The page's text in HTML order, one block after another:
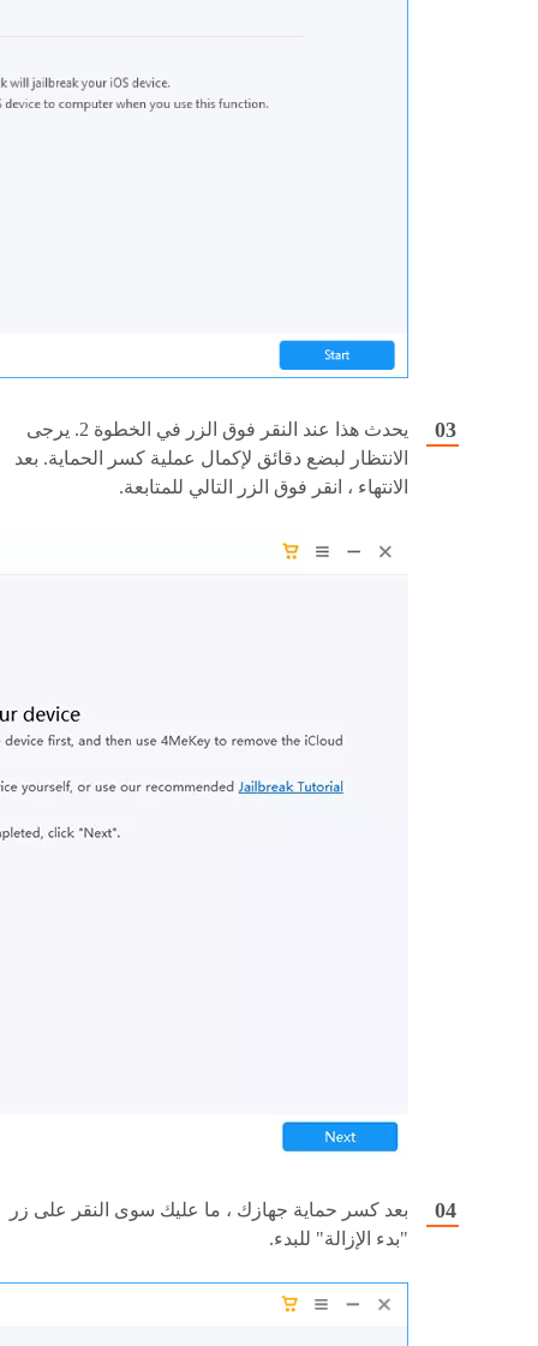
يحدث هذا عند النقر فوق الزر في الخطوة 2. يرجى
الانتظار لبضع دقائق لإكمال عملية كسر الحماية. بعد
الانتهاء ، انقر فوق الزر التالي للمتابعة.
بعد كسر حماية جهازك ، ما عليك سوى النقر على زر
"بدء الإزالة" للبدء.